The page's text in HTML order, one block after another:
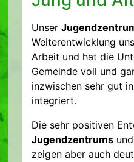
Unser
Weiterentwicklung
Arbeit und hat die
Gemeinde voll und
inzwischen sehr gut
integriert.
Die sehr positiven
Jugendzentrums
zeigen aber auch